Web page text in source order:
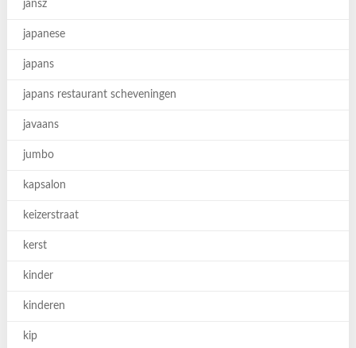
jansz
japanese
japans
japans restaurant scheveningen
javaans
jumbo
kapsalon
keizerstraat
kerst
kinder
kinderen
kip